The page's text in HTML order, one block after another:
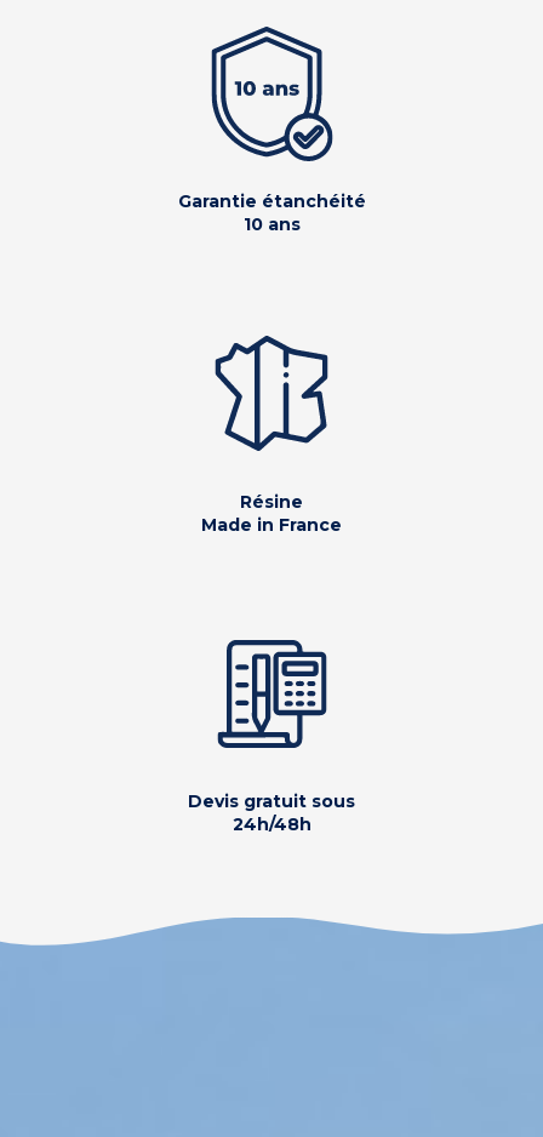
Garantie étanchéité
10 ans
Résine
Made in France
Devis gratuit sous
24h/48h